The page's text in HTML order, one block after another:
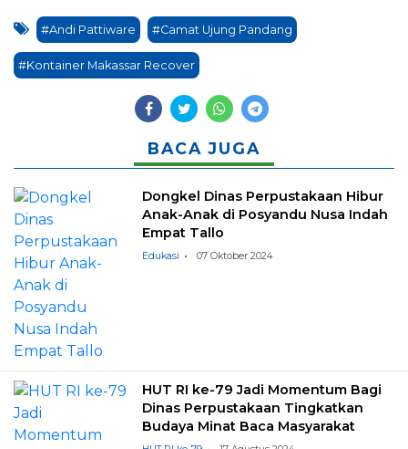
#Andi Pattiware #Camat Ujung Pandang
#Kontainer Makassar Recover
BACA JUGA
Dongkel Dinas Perpustakaan Hibur
Anak-Anak di Posyandu Nusa Indah
Empat Tallo
Edukasi 07 Oktober 2024
HUT RI ke-79 Jadi Momentum Bagi
Dinas Perpustakaan Tingkatkan
Budaya Minat Baca Masyarakat